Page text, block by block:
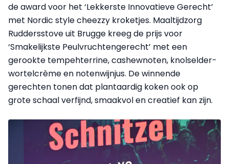
de award voor het ‘Lekkerste Innovatieve Gerecht’
met Nordic style cheezzy kroketjes. Maaltijdzorg
Ruddersstove uit Brugge kreeg de prijs voor
‘Smakelijkste Peulvruchtengerecht’ met een
gerookte tempehterrine, cashewnoten, knolselder-
wortelcrème en notenwijnjus. De winnende
gerechten tonen dat plantaardig koken ook op
grote schaal verfijnd, smaakvol en creatief kan zijn.